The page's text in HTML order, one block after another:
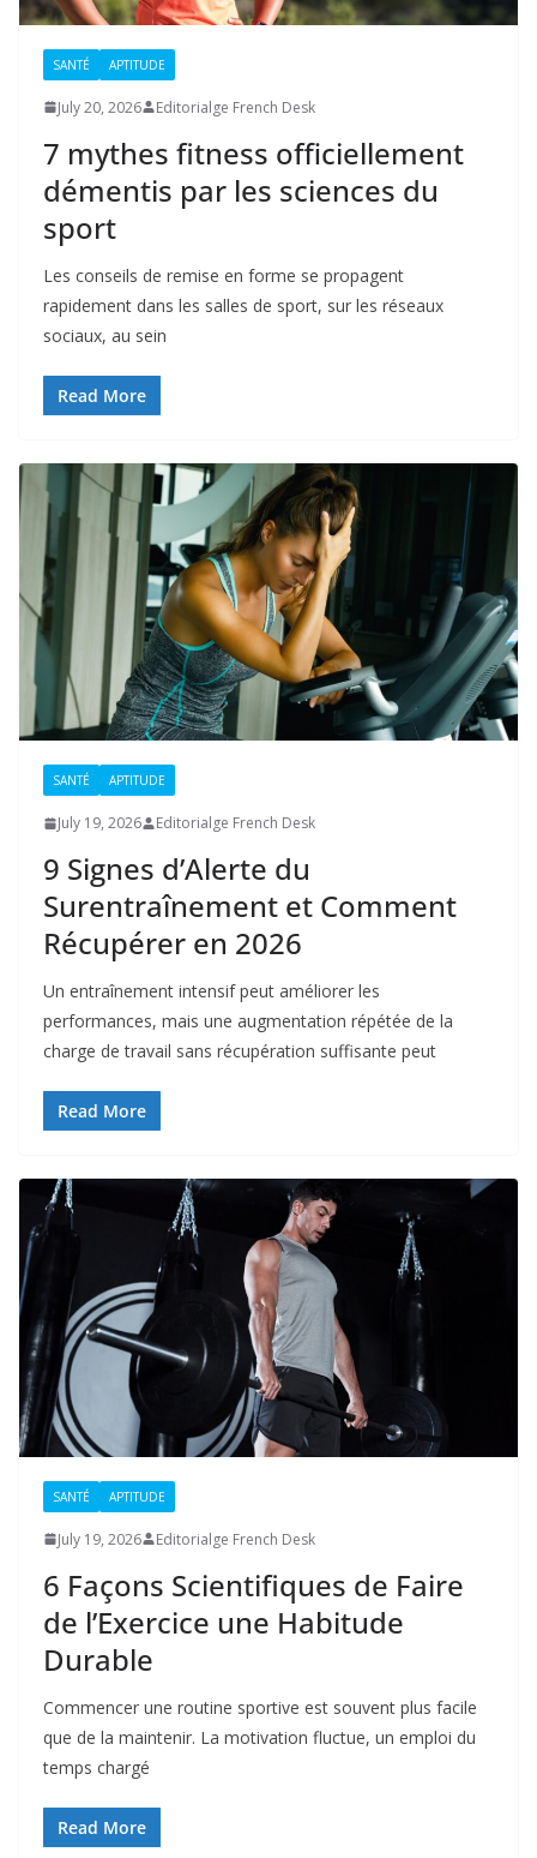
SANTÉ APTITUDE
July 20, 2026 Editorialge French Desk
7 mythes fitness officiellement
démentis par les sciences du
sport
Les conseils de remise en forme se propagent
rapidement dans les salles de sport, sur les réseaux
sociaux, au sein
Read More
SANTÉ APTITUDE
July 19, 2026 Editorialge French Desk
9 Signes d’Alerte du
Surentraînement et Comment
Récupérer en 2026
Un entraînement intensif peut améliorer les
performances, mais une augmentation répétée de la
charge de travail sans récupération suffisante peut
Read More
SANTÉ APTITUDE
July 19, 2026 Editorialge French Desk
6 Façons Scientifiques de Faire
de l’Exercice une Habitude
Durable
Commencer une routine sportive est souvent plus facile
que de la maintenir. La motivation fluctue, un emploi du
temps chargé
Read More